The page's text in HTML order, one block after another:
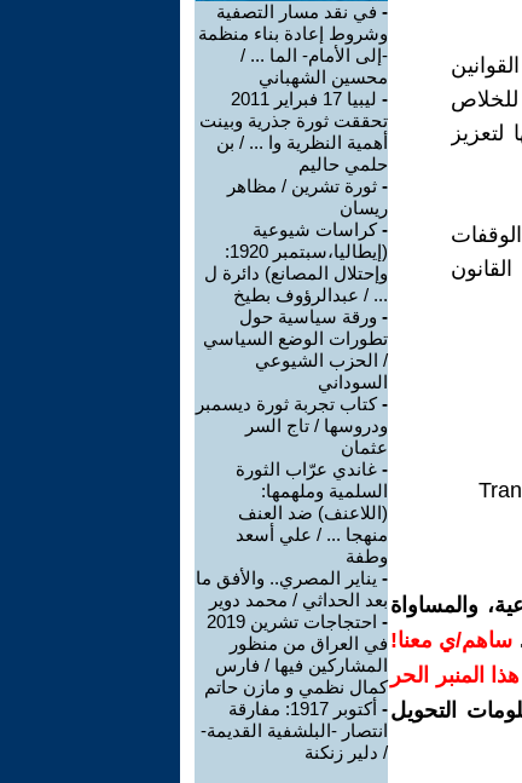
للخلاص
والمساواة
ساهم/ي معنا!
هذا المنبر الحر
التحويل
- في نقد مسار التصفية
وشروط إعادة بناء منظمة
-إلى الأمام- الما ... /
محسين الشهباني
-
ليبيا 17 فبراير 2011
تحققت ثورة جذرية وبينت
أهمية النظرية وا ... / بن
حلمي حاليم
- ثورة تشرين / مظاهر
ريسان
-كراسات شيوعية
(إيطاليا،سبتمبر 1920:
وإحتلال المصانع) دائرة ل
... / عبدالرؤوف بطيخ
- ورقة سياسية حول
تطورات الوضع السياسي
/ الحزب الشيوعي
السوداني
-كتاب تجربة ثورة ديسمبر
ودروسها / تاج السر
عثمان
- غاندي عرّاب الثورة
السلمية وملهمها:
(اللاعنف) ضد العنف
منهجا ... / علي أسعد
وطفة
- يناير المصري.. والأفق ما
بعد الحداثي / محمد دوير
-
احتجاجات تشرين 2019
في العراق من منظور
المشاركين فيها / فارس
كمال نظمي و مازن حاتم
-
أكتوبر 1917: مفارقة
انتصار -البلشفية القديمة-
/ دلير زنكنة